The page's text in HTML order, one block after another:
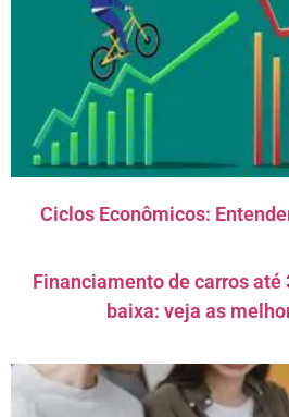
Ciclos Econômicos:
Financiamento de carros
baixa: veja as